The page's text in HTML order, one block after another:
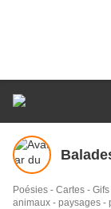
Poésies - Cartes -
animaux - paysages -